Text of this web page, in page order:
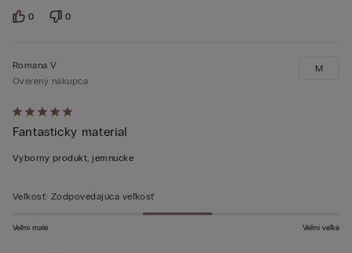
0 0
Hodnotenie:
5
z 5
Romana V
Overený nákupca
Fantasticky material
Vyborny produkt, jemnucke
M
Veľkosť: Zodpovedajúca veľkosť
Veľmi malé Veľmi veľké